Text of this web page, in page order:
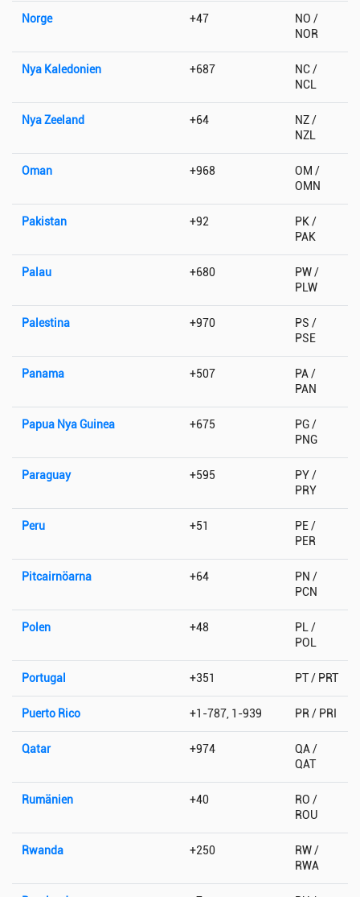
Norge +47
NO /
NOR
Nya Kaledonien +687
NC /
NCL
Nya Zeeland +64
NZ /
NZL
Oman +968
OM /
OMN
Pakistan +92
PK /
PAK
Palau +680
PW /
PLW
Palestina +970
PS /
PSE
Panama +507
PA /
PAN
Papua Nya Guinea +675
PG /
PNG
Paraguay +595
PY /
PRY
Peru +51
PE /
PER
Pitcairnöarna +64
PN /
PCN
Polen +48
PL /
POL
Portugal +351 PT / PRT
Puerto Rico +1-787, 1-939 PR / PRI
Qatar +974
QA /
QAT
Rumänien +40
RO /
ROU
Rwanda +250
RW /
RWA